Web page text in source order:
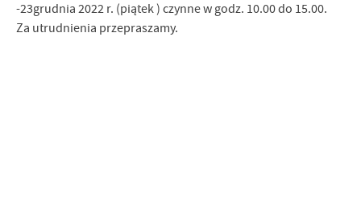
-23grudnia 2022 r. (piątek ) czynne w godz. 10.00 do 15.00.
Za utrudnienia przepraszamy.